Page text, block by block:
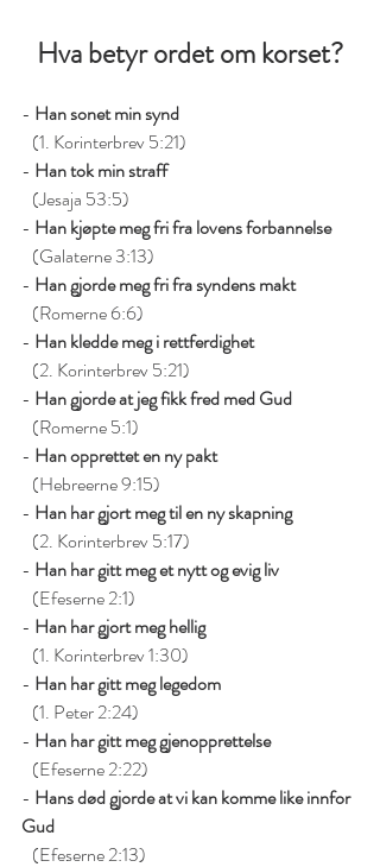
Hva betyr ordet om korset?
- Han sonet min synd
   (1. Korinterbrev 5:21)
- Han tok min straff
   (Jesaja 53:5)
- Han kjøpte meg fri fra lovens forbannelse
   (Galaterne 3:13)
- Han gjorde meg fri fra syndens makt
   (Romerne 6:6)
- Han kledde meg i rettferdighet
   (2. Korinterbrev 5:21)
- Han gjorde at jeg fikk fred med Gud
   (Romerne 5:1)
- Han opprettet en ny pakt
   (Hebreerne 9:15)
- Han har gjort meg til en ny skapning
   (2. Korinterbrev 5:17)
- Han har gitt meg et nytt og evig liv
   (Efeserne 2:1)
- Han har gjort meg hellig
   (1. Korinterbrev 1:30)
- Han har gitt meg legedom
   (1. Peter 2:24)
- Han har gitt meg gjenopprettelse
   (Efeserne 2:22)
- Hans død gjorde at vi kan komme like innfor
Gud
   (Efeserne 2:13)